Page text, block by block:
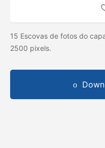
15 Escovas de fotos do
2500 pixels.